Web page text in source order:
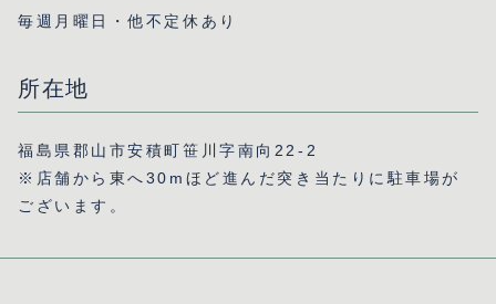
毎週月曜日・他不定休あり
所在地
福島県郡山市安積町笹川字南向22-2
※店舗から東へ30mほど進んだ突き当たりに駐車場が
ございます。